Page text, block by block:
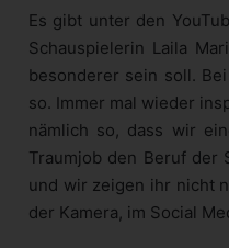
Es gibt unter den
Schauspielerin Laila
besonderer sein soll.
so. Immer mal wieder
nämlich so, dass wir
Traumjob den Beruf der
und wir zeigen ihr nicht
der Kamera, im Social